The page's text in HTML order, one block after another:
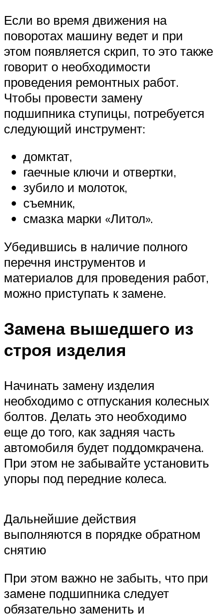
Если во время движения на
поворотах машину ведет и при
этом появляется скрип, то это также
говорит о необходимости
проведения ремонтных работ.
Чтобы провести замену
подшипника ступицы, потребуется
следующий инструмент:
домктат,
гаечные ключи и отвертки,
зубило и молоток,
съемник,
смазка марки «Литол».
Убедившись в наличие полного
перечня инструментов и
материалов для проведения работ,
можно приступать к замене.
Замена вышедшего из
строя изделия
Начинать замену изделия
необходимо с отпускания колесных
болтов. Делать это необходимо
еще до того, как задняя часть
автомобиля будет поддомкрачена.
При этом не забывайте установить
упоры под передние колеса.
Дальнейшие действия
выполняются в порядке обратном
снятию
При этом важно не забыть, что при
замене подшипника следует
обязательно заменить и